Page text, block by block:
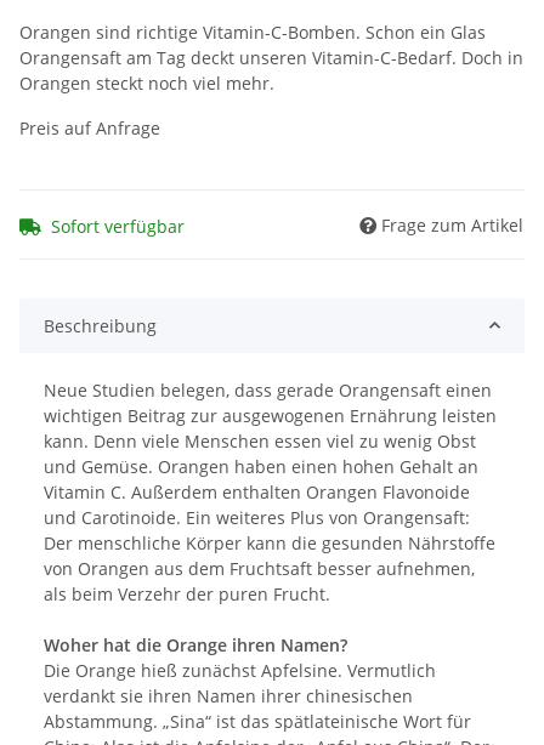
Orangen sind richtige Vitamin-C-Bomben. Schon ein Glas
Orangensaft am Tag deckt unseren Vitamin-C-Bedarf. Doch in
Orangen steckt noch viel mehr.
Preis auf Anfrage
Sofort verfügbar Frage zum Artikel
Beschreibung
Neue Studien belegen, dass gerade Orangensaft einen
wichtigen Beitrag zur ausgewogenen Ernährung leisten
kann. Denn viele Menschen essen viel zu wenig Obst
und Gemüse. Orangen haben einen hohen Gehalt an
Vitamin C. Außerdem enthalten Orangen Flavonoide
und Carotinoide. Ein weiteres Plus von Orangensaft:
Der menschliche Körper kann die gesunden Nährstoffe
von Orangen aus dem Fruchtsaft besser aufnehmen,
als beim Verzehr der puren Frucht.
Woher hat die Orange ihren Namen?
Die Orange hieß zunächst Apfelsine. Vermutlich
verdankt sie ihren Namen ihrer chinesischen
Abstammung. „Sina“ ist das spätlateinische Wort für